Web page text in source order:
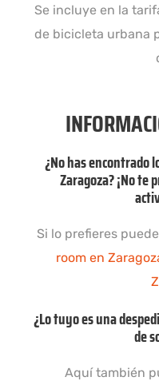
Se incluye en la
de bicicleta urbana
¿No has encontrado
Zaragoza? ¡No te
Si lo prefieres
room en
¿Lo tuyo es una
de
Aquí también